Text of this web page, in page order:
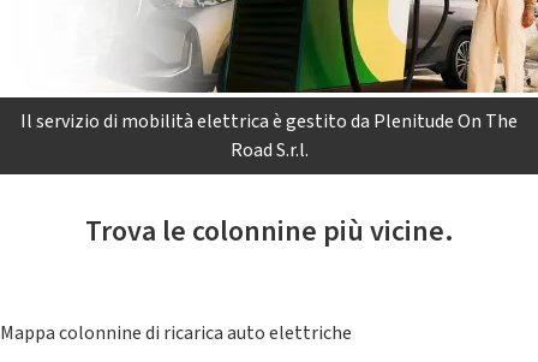
Il servizio di mobilità elettrica è gestito da Plenitude On The
Road S.r.l.
Trova le colonnine più vicine.
Mappa colonnine di ricarica auto elettriche